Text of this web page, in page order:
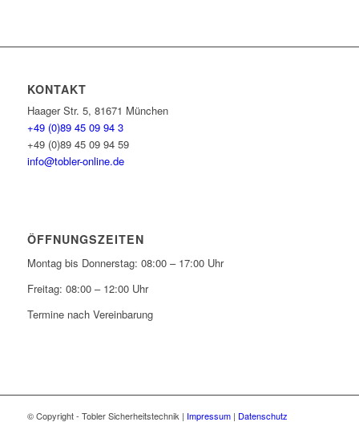
KONTAKT
Haager Str. 5, 81671 München
+49 (0)89 45 09 94 3
+49 (0)89 45 09 94 59
info@tobler-online.de
ÖFFNUNGSZEITEN
Montag bis Donnerstag: 08:00 – 17:00 Uhr
Freitag: 08:00 – 12:00 Uhr
Termine nach Vereinbarung
© Copyright - Tobler Sicherheitstechnik | Impressum | Datenschutz